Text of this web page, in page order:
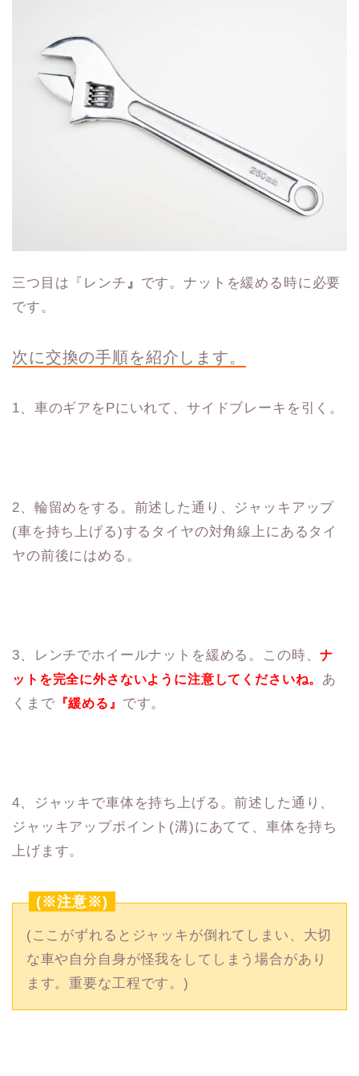
三つ目は『レンチ 』 です。ナットを緩める時に必要
です。
次に交換の手順を紹介します。
1、車のギアをPにいれて、サイドブレーキを引く。
2、輪留めをする。前述した通り、ジャッキアップ
(車を持ち上げる)するタイヤの対角線上にあるタイ
ヤの前後にはめる。
3、レンチでホイールナットを緩める。この時、ナ
ットを完全に外さないように注意してくださいね。 あ
くまで 『緩める』 です。
4、ジャッキで車体を持ち上げる。前述した通り、
ジャッキアップポイント(溝)にあてて、車体を持ち
上げます。
(※注意※)
(ここがずれるとジャッキが倒れてしまい、大切
な車や自分自身が怪我をしてしまう場合があり
ます。重要な工程です。)